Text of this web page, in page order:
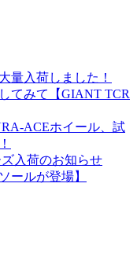
量入荷しました！
てみて【GIANT TCR
ACEホイール、試
入荷のお知らせ
ールが登場】